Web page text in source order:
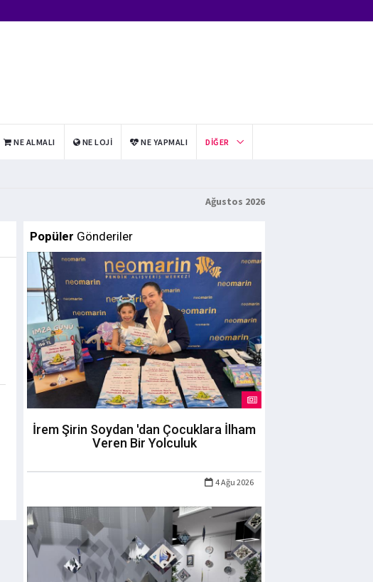
NE ALMALI NE LOJI NE YAPMALI DIĞER
Ağustos 2026
Popüler Gönderiler
İrem Şirin Soydan 'dan Çocuklara İlham
Veren Bir Yolculuk
4 Ağu 2026